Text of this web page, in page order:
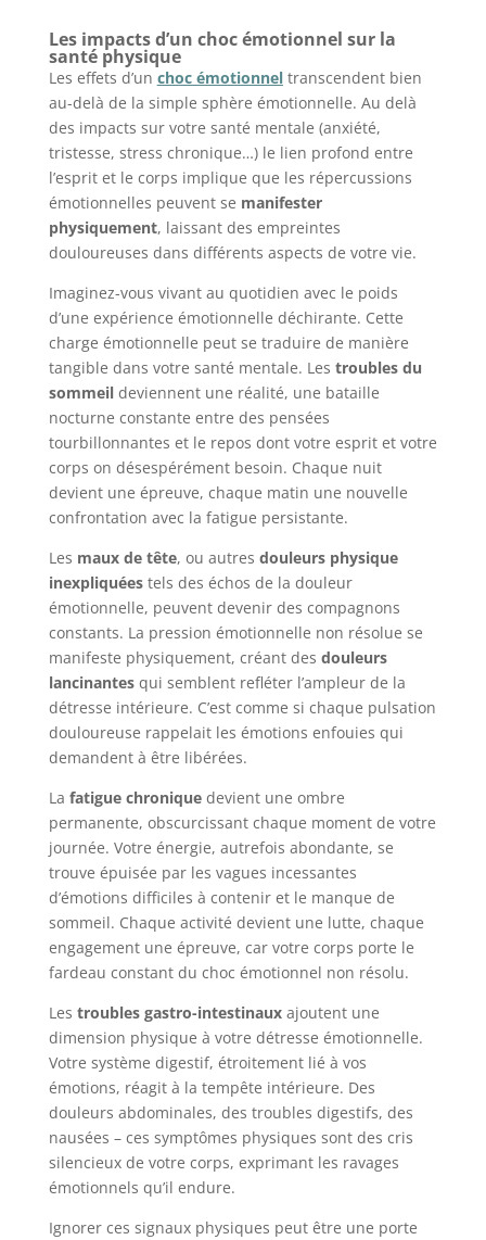
Les impacts d’un choc émotionnel sur la
santé physique
Les effets d’un choc émotionneltranscendent bien
au-delà de la simple sphère émotionnelle. Au delà
des impacts sur votre santé mentale (anxiété,
tristesse, stress chronique…) le lien profond entre
l’esprit et le corps implique que les répercussions
émotionnelles peuvent se manifester
physiquement, laissant des empreintes
douloureuses dans différents aspects de votre vie.
Imaginez-vous vivant au quotidien avec le poids
d’une expérience émotionnelle déchirante. Cette
charge émotionnelle peut se traduire de manière
tangible dans votre santé mentale. Les troubles du
sommeildeviennent une réalité, une bataille
nocturne constante entre des pensées
tourbillonnantes et le repos dont votre esprit et votre
corps on désespérément besoin. Chaque nuit
devient une épreuve, chaque matin une nouvelle
confrontation avec la fatigue persistante.
Les maux de tête, ou autres douleurs physique
inexpliquéestels des échos de la douleur
émotionnelle, peuvent devenir des compagnons
constants. La pression émotionnelle non résolue se
manifeste physiquement, créant des douleurs
lancinantesqui semblent refléter l’ampleur de la
détresse intérieure. C’est comme si chaque pulsation
douloureuse rappelait les émotions enfouies qui
demandent à être libérées.
La fatigue chroniquedevient une ombre
permanente, obscurcissant chaque moment de votre
journée. Votre énergie, autrefois abondante, se
trouve épuisée par les vagues incessantes
d’émotions difficiles à contenir et le manque de
sommeil. Chaque activité devient une lutte, chaque
engagement une épreuve, car votre corps porte le
fardeau constant du choc émotionnel non résolu.
Les troubles gastro-intestinauxajoutent une
dimension physique à votre détresse émotionnelle.
Votre système digestif, étroitement lié à vos
émotions, réagit à la tempête intérieure. Des
douleurs abdominales, des troubles digestifs, des
nausées – ces symptômes physiques sont des cris
silencieux de votre corps, exprimant les ravages
émotionnels qu’il endure.
Ignorer ces signaux physiques peut être une porte